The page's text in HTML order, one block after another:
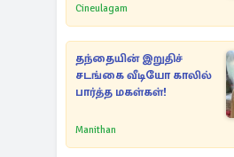
Cineulagam
தந்தையின் இறுதிச்
சடங்கை வீடியோ காலில்
பார்த்த மகள்கள்!
Manithan